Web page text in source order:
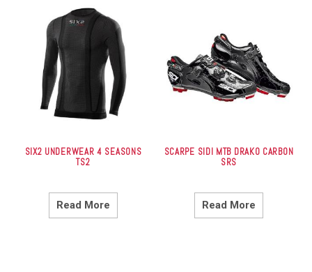
SIX2 UNDERWEAR 4 SEASONS
TS2
Read More
SCARPE SIDI MTB DRAKO CARBON
SRS
Read More